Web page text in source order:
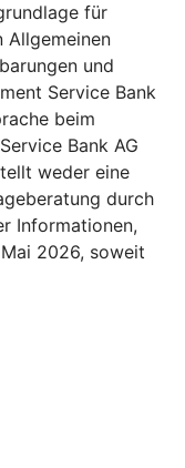
für
Allgemeinen
und
Service Bank
beim
Bank AG
weder eine
durch
Informationen,
2026, soweit